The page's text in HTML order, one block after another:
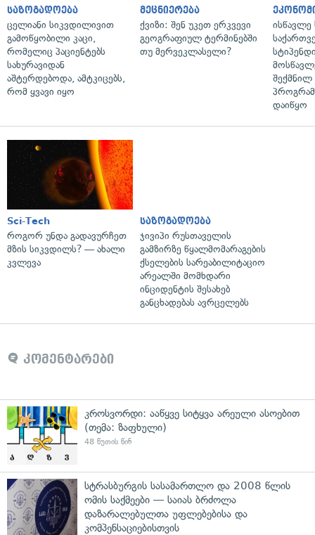
საზოგადოება
ცელიანი სიკვდილივით
გამოწყობილი კაცი,
რომელიც პაციენტებს
სახურავიდან
აშტერდებოდა, ამტკიცებს,
რომ ყვავი იყო
მეცნიერება
ქვიზი: შენ უკეთ ერკვევი
გეოგრაფიულ ტერმინებში
თუ მერვეკლასელი?
ისწავლე
დაიწყო
Sci-Tech
როგორ უნდა გადავურჩეთ
მზის სიკვდილს? — ახალი
კვლევა
საზოგადოება
ჯივიპი რუსთაველის
გამზირზე წყალმომარაგების
ქსელების სარეაბილიტაციო
არეალში მომხდარი
ინციდენტის შესახებ
განცხადებას ავრცელებს
კომენტარები
კროსვორდი: ააწყვე სიტყვა არეული ასოებით
(თემა: ზაფხული)
48 წუთის წინ
სტრასბურგის სასამართლო და 2008 წლის
ომის საქმეები — საიას ბრძოლა
დაზარალებულთა უფლებებისა და
კომპენსაციებისთვის